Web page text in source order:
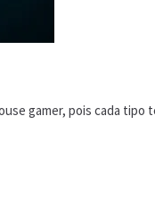
gamer, pois cada